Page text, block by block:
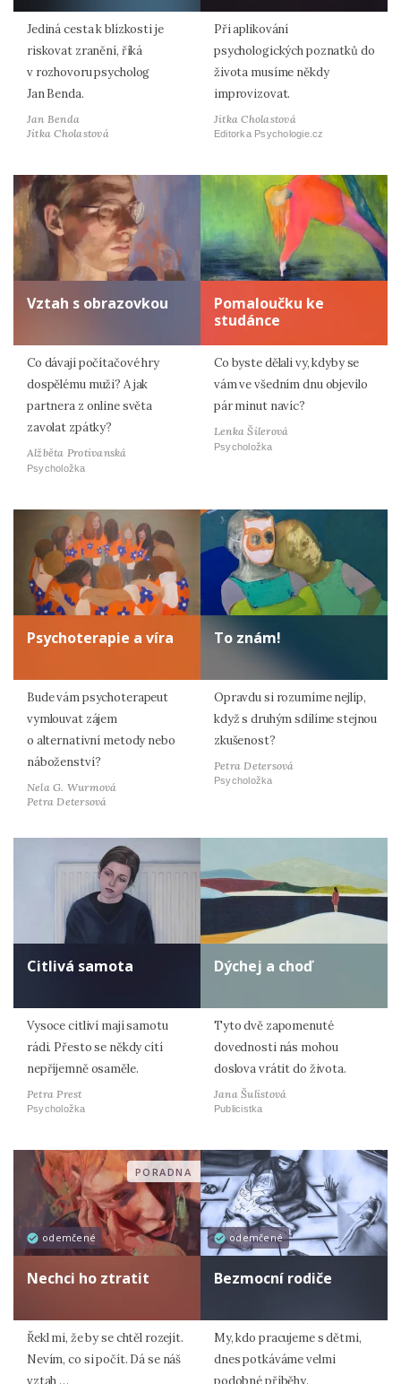
Jediná cesta k blízkosti je
riskovat zranění, říká
v rozhovoru psycholog
Jan Benda.
Jan Benda
Jitka Cholastová
Při aplikování
psychologických poznatků do
života musíme někdy
improvizovat.
Jitka Cholastová
Editorka Psychologie.cz
Vztah s obrazovkou
Co dávají počítačové hry
dospělému muži? A jak
partnera z online světa
zavolat zpátky?
Alžběta Protivanská
Psycholožka
Pomaloučku ke
studánce
Co byste dělali vy, kdyby se
vám ve všedním dnu objevilo
pár minut navíc?
Lenka Šilerová
Psycholožka
Psychoterapie a víra
Bude vám psychoterapeut
vymlouvat zájem
o alternativní metody nebo
náboženství?
Nela G. Wurmová
Petra Detersová
To znám!
Opravdu si rozumíme nejlíp,
když s druhým sdílíme stejnou
zkušenost?
Petra Detersová
Psycholožka
Citlivá samota
Vysoce citliví mají samotu
rádi. Přesto se někdy cítí
nepříjemně osaměle.
Petra Prest
Psycholožka
Dýchej a choď
Tyto dvě zapomenuté
dovednosti nás mohou
doslova vrátit do života.
Jana Šulistová
Publicistka
odemčené
PORADNA
Nechci ho ztratit
Řekl mi, že by se chtěl rozejít.
Nevím, co si počít. Dá se náš
odemčené
Bezmocní rodiče
My, kdo pracujeme s dětmi,
dnes potkáváme velmi